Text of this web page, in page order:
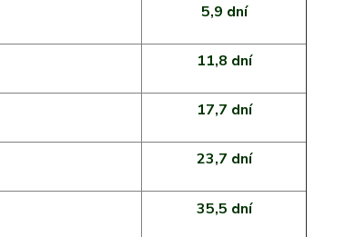
5,9 dní
11,8 dní
17,7 dní
23,7 dní
35,5 dní